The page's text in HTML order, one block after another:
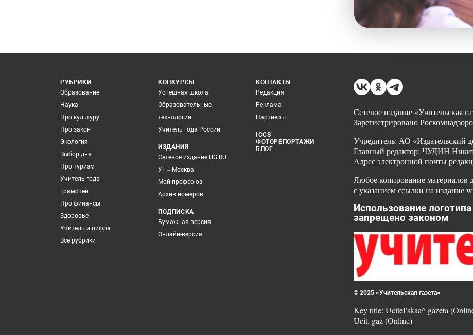
РУБРИКИ
Образование
Наука
Про культуру
Про закон
Экология
Выбор дня
Про туризм
Учитель года
Грамотей
Про финансы
Здоровье
Учитель и цифра
Все рубрики
КОНКУРСЫ
Успешная школа
Образовательные
технологии
Учитель года России
ИЗДАНИЯ
Сетевое издание UG.RU
УГ – Москва
Мой профсоюз
Архив номеров
ПОДПИСКА
Бумажная версия
Онлайн-версия
КОНТАКТЫ
Редакция
Реклама
Партнеры
ICCS
ФОТОРЕПОРТАЖИ
БЛОГ
Сетевое издание «Учительская
Зарегистрировано
Учредитель: АО «Издательский
Главный редактор: ЧУДИН
Адрес электронной почты
Любое копирование материалов
с указанием ссылки на издание
Использование
запрещено законом
© 2025 «Учительская газета»
Key title: Ucitel’skaa^ gazeta
Ucit. gaz (Online)